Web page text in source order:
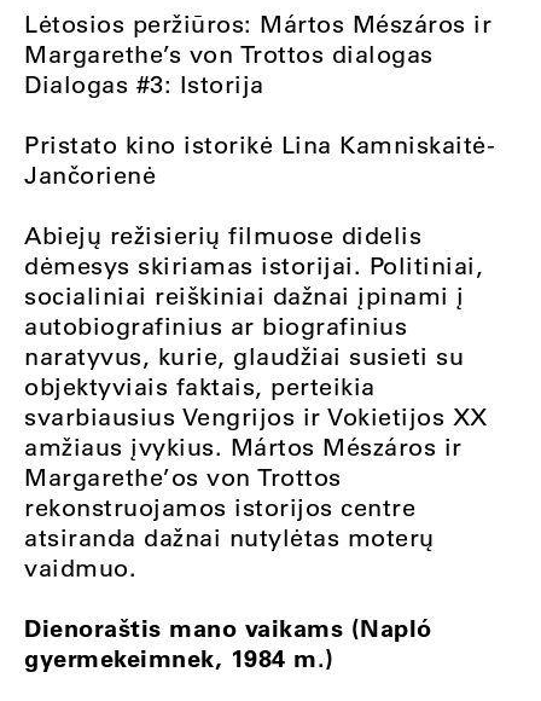
Lėtosios peržiūros: Mártos Mészáros ir
Margarethe’s von Trottos dialogas
Dialogas #3: Istorija
Pristato kino istorikė Lina Kamniskaitė-
Jančorienė
Abiejų režisierių filmuose didelis
dėmesys skiriamas istorijai. Politiniai,
socialiniai reiškiniai dažnai įpinami į
autobiografinius ar biografinius
naratyvus, kurie, glaudžiai susieti su
objektyviais faktais, perteikia
svarbiausius Vengrijos ir Vokietijos XX
amžiaus įvykius. Mártos Mészáros ir
Margarethe’os von Trottos
rekonstruojamos istorijos centre
atsiranda dažnai nutylėtas moterų
vaidmuo.
Dienoraštis mano vaikams (Napló
gyermekeimnek, 1984 m.)